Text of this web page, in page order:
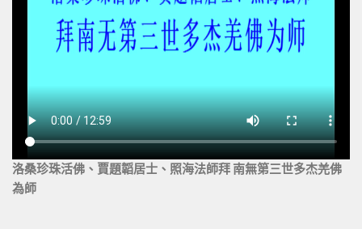
洛桑珍珠活佛、賈題韜居士、照海法師拜 南無第三世多杰羌佛
為師